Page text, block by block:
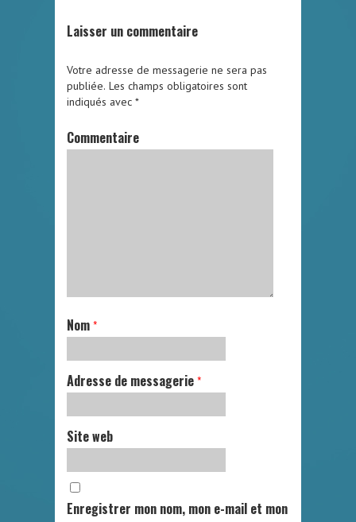
Laisser un commentaire
Votre adresse de messagerie ne sera pas
publiée. Les champs obligatoires sont
indiqués avec *
Commentaire
Nom *
Adresse de messagerie *
Site web
Enregistrer mon nom, mon e-mail et mon